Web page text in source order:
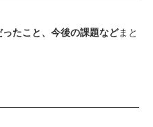
たこと、今後の課題などまと